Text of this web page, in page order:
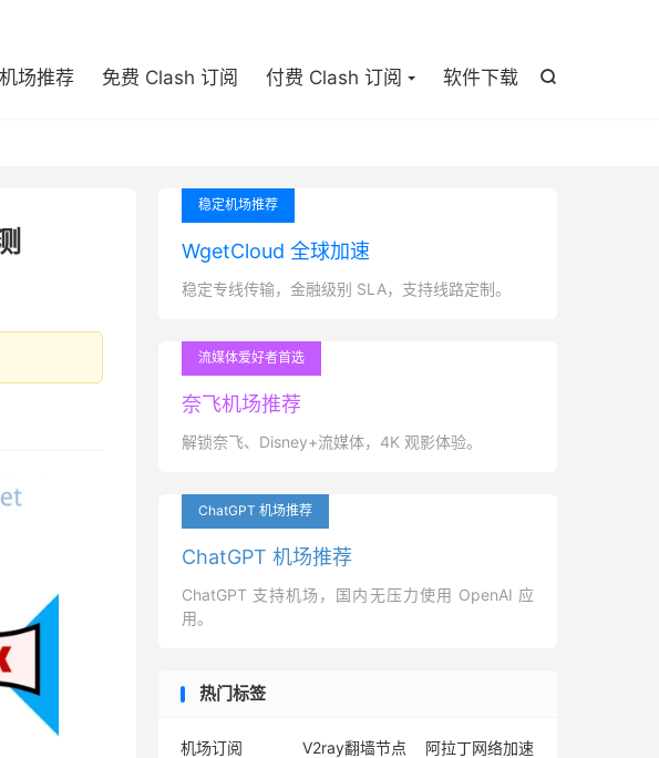

机场推荐 免费 Clash 订阅 付费 Clash 订阅 软件下载
稳定机场推荐
WgetCloud 全球加速
稳定专线传输，金融级别 SLA，支持线路定制。
流媒体爱好者首选
奈飞机场推荐
解锁奈飞、Disney+流媒体，4K 观影体验。
ChatGPT 机场推荐
ChatGPT 机场推荐
ChatGPT 支持机场，国内无压力使用 OpenAI 应
用。
热门标签
机场订阅 V2ray翻墙节点
阿拉丁网络加速